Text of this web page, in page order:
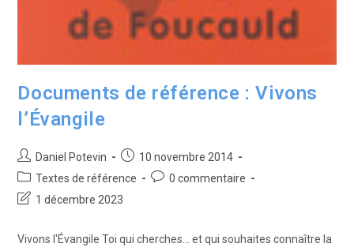
Documents de référence : Vivons
l’Évangile
Daniel Potevin
10 novembre 2014
Textes de référence
0 commentaire
1 décembre 2023
Vivons l'Évangile Toi qui cherches... et qui souhaites connaître la